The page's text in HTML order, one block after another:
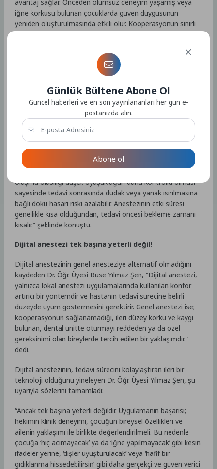
avantaj sağlar. Önceden olumsuz deneyim yaşamış veya
iğne korkusu bulunan çocuklarda güven duygusunun
yeniden oluşturulmasında etkili olur. Kooperasyonun sınırlı
olduğu özel gereksinimli bireylerde tedavi konforunu
yüksek olduğu çocuklarda, uyuşukluğun sınırlı tutulması
açısından tercih edilir.” dedi.
Dijital anestezinin ebeveynler ve çocuklar tarafından sıklıkla
tercih edilmesinin başlıca nedenlerine değinen Dr. Öğr. Üyesi
Yılmaz Şen, “Klasik metal enjektör görünümü
bulunmadığından, çocuk uygulama sırasında iğne yapıldığını
fark etmeyebilir. Anestezik solüsyonun dokuya iletimi
bilgisayar denetiminde gerçekleştiği için basınç hissi, yanma
ve rahatsızlık belirgin şekilde azalır. Dijital sistemler, yalnızca
ilgili diş çevresinin uyuşturulmasını mümkün kılar. Böylece
dudak, dil ve yanakta uzun süreli ve rahatsız edici hissizlik
oluşma olasılığı düşer. Uyuşukluğun daha kontrollü olması
sayesinde tedavi sonrasında dudak veya yanak ısırılmasına
bağlı doku hasarı riski azalabilir. Anestezinin etki süresi
genellikle kısa olduğundan, tedavi öncesi bekleme zamanı
kısalır.” şeklinde konuştu.
Dijital anestezi tek başına yeterli değil!
Dijital anestezinin genel anesteziye alternatif olmadığını
kaydeden Dr. Öğr. Üyesi Buse Yılmaz Şen, “Dijital anestezi,
yalnızca lokal anestezi uygulamalarında kullanılan konfor
artırıcı bir yöntemdir ve hastanın tedavi sürecine belirli
düzeyde uyum göstermesini gerektirir. Genel anestezi ise;
kooperasyonun sağlanamadığı, ileri düzey korku ve kaygı
bulunan, dental ünitte oturmayı reddeden ya da özel
gereksinimi olan bireylerde tercih edilen bir yaklaşımdır.”
dedi.
Dijital anestezinin, tedavi sürecini kolaylaştıran ileri bir
teknoloji olduğunu yineleyen Dr. Öğr. Üyesi Yılmaz Şen, şu
uyarıyla sözlerini tamamladı:
“Ancak tek başına yeterli değildir. Uygulamanın başarısı;
hekimin klinik deneyimi, çocuğun bireysel özellikleri ve
ailenin yaklaşımı ile birlikte değerlendirilmeli. Bu nedenle
çocuğa ‘hiç acımayacak’ ya da ‘iğne yapılmayacak’ gibi kesin
ifadeler yerine, ‘dişler uyuşturulacak’ veya ‘hafif bir
gıdıklanma hissedebilirsin’ gibi daha gerçekçi ve güven verici
Günlük Bültene Abone Ol
Güncel haberleri ve en son yayınlananları her gün e-
postanızda alın.
Abone ol